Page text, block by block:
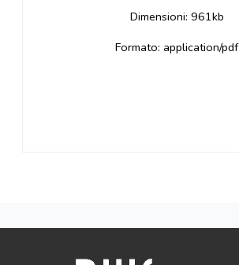
Dimensioni: 961kb
Formato: application/pdf